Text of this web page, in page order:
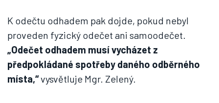
K odečtu odhadem pak dojde, pokud nebyl
proveden fyzický odečet ani samoodečet.
„Odečet odhadem musí vycházet z
předpokládané spotřeby daného odběrného
místa,“vysvětluje Mgr. Zelený.